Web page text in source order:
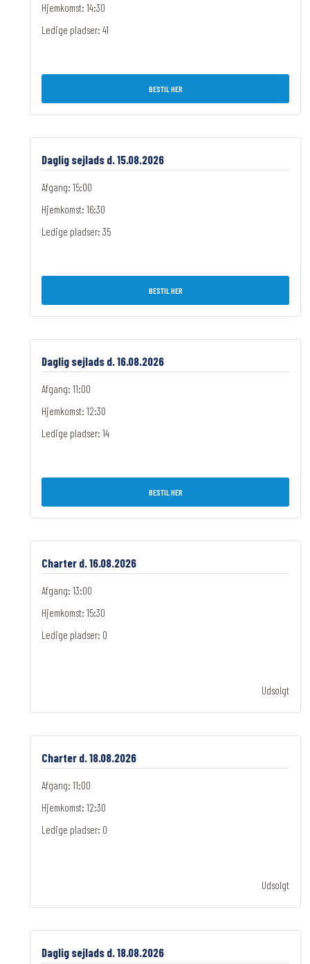
Hjemkomst: 14:30
Ledige pladser: 41
BESTIL HER
Daglig sejlads d. 15.08.2026
Afgang: 15:00
Hjemkomst: 16:30
Ledige pladser: 35
BESTIL HER
Daglig sejlads d. 16.08.2026
Afgang: 11:00
Hjemkomst: 12:30
Ledige pladser: 14
BESTIL HER
Charter d. 16.08.2026
Afgang: 13:00
Hjemkomst: 15:30
Ledige pladser: 0
Udsolgt
Charter d. 18.08.2026
Afgang: 11:00
Hjemkomst: 12:30
Ledige pladser: 0
Udsolgt
Daglig sejlads d. 18.08.2026